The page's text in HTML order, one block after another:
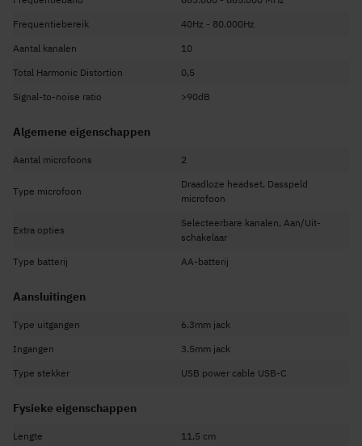
kan sluiten en de ontvanger
Digitaal display met in te stellen frequenties (multi channel)
UHF-band: 863 - 865 MHz
Effectief bereik: tot 50m
Inclusief akoestisch popfilter
Ontvanger met oplaadbare accu (inclusief)
Frequentiebereik
40Hz - 80.000Hz
Aantal kanalen
10
Total Harmonic Distortion
0,5
Signal-to-noise ratio
>90dB
Algemene eigenschappen
Aantal microfoons 2
Type microfoon
Draadloze headset, Dasspeld
microfoon
Extra opties
Selecteerbare kanalen, Aan/Uit-
schakelaar
Type batterij
AA-batterij
Aansluitingen
Type uitgangen
6.3mm jack
Ingangen
3.5mm jack
Type stekker
USB power cable USB-C
Fysieke eigenschappen
Lengte
11,5 cm